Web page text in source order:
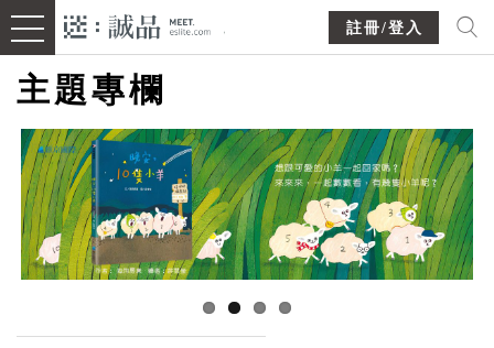
註冊/登入
主題專欄